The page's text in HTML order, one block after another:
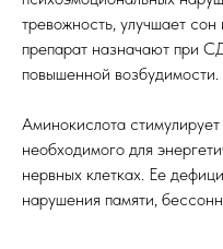
тревожность, улучшает
препарат назначают при
повышенной возбудимости.
Аминокислота
необходимого для
нервных клетках. Ее
нарушения памяти,